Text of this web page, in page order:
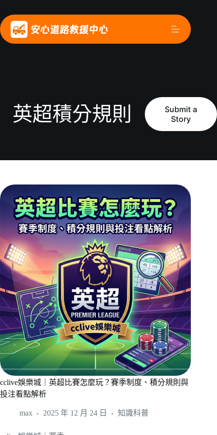
英超積分規則
Submit a
Story
cclive娛樂城｜英超比賽怎麼玩？賽季制度、積分規則與
投注看點解析
max 2025 年 12 月 24 日 知識科普